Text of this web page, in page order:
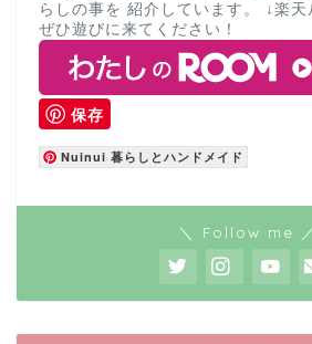
らしの事を 紹介しています。 ↓楽天
ぜひ遊びに来てください！
保存
Nuinui 暮らしとハンドメイド
＼ Follow me